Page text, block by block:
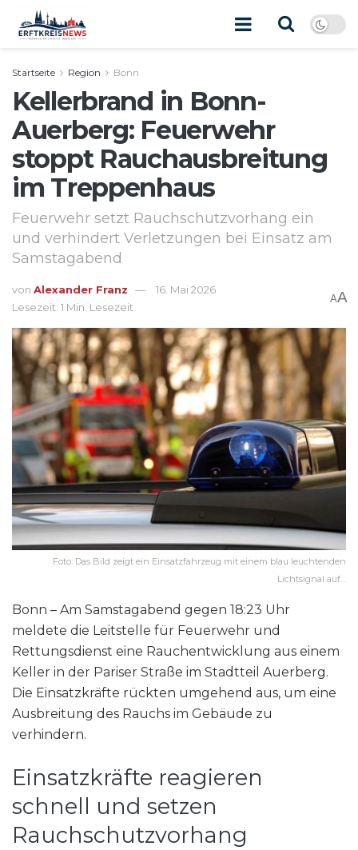
Startseite Region Bonn
Kellerbrand in Bonn-
Auerberg: Feuerwehr
stoppt Rauchausbreitung
im Treppenhaus
Feuerwehr setzt Rauchschutzvorhang ein
und verhindert Verletzungen bei Einsatz am
Samstagabend
von Alexander Franz
16. Mai 2026
Lesezeit: 1 Min. Lesezeit
AA
Foto: Das Bild zeigt ein Einsatzfahrzeug mit einem blau leuchtenden
Lichtsignal auf…
Bonn – Am Samstagabend gegen 18:23 Uhr
meldete die Leitstelle für Feuerwehr und
Rettungsdienst eine Rauchentwicklung aus einem
Keller in der Pariser Straße im Stadtteil Auerberg.
Die Einsatzkräfte rückten umgehend aus, um eine
Ausbreitung des Rauchs im Gebäude zu
verhindern.
Einsatzkräfte reagieren
schnell und setzen
Rauchschutzvorhang